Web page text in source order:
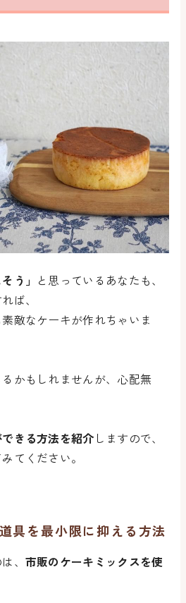
う」 と思っているあなたも、
ば、
敵なケーキが作れちゃいま
かもしれませんが、心配無
きる方法を紹介しますので、
てください。
具を最小限に抑える方法
、 市販のケーキミックスを使